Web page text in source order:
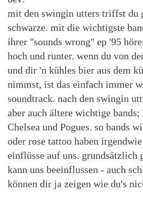
mit den swingin utters triffst du
schwarze. mit die wichtigste
ihrer "sounds wrong" ep '95
hoch und runter. wenn du von
und dir 'n kühles bier aus dem
nimmst, ist das einfach immer
soundtrack. nach den swingin
aber auch ältere wichtige
Chelsea und Pogues. so bands
oder rose tattoo haben
einflüsse auf uns. grundsätzlich
kann uns beeinflussen - auch
können dir ja zeigen wie du's